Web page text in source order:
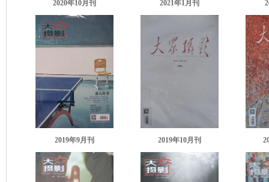
2020年10月刊 2021年1月刊
2019年9月刊 2019年10月刊